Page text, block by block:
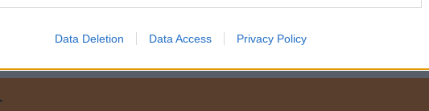
Data Deletion Data Access Privacy Policy